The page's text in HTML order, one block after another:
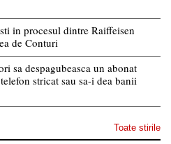
in procesul dintre Raiffeisen
de Conturi
sa despagubeasca un abonat
stricat sau sa-i dea banii
Toate stirile